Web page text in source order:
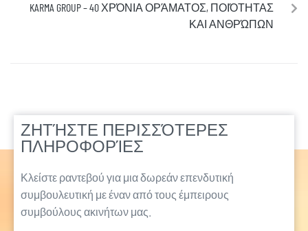
KARMA GROUP – 40 ΧΡΌΝΙΑ ΟΡΆΜΑΤΟΣ, ΠΟΙΌΤΗΤΑΣ
ΚΑΙ ΑΝΘΡΏΠΩΝ
ΖΗΤΉΣΤΕ ΠΕΡΙΣΣΌΤΕΡΕΣ
ΠΛΗΡΟΦΟΡΊΕΣ
Κλείστε ραντεβού για μια δωρεάν επενδυτική
συμβουλευτική με έναν από τους έμπειρους
συμβούλους ακινήτων μας.